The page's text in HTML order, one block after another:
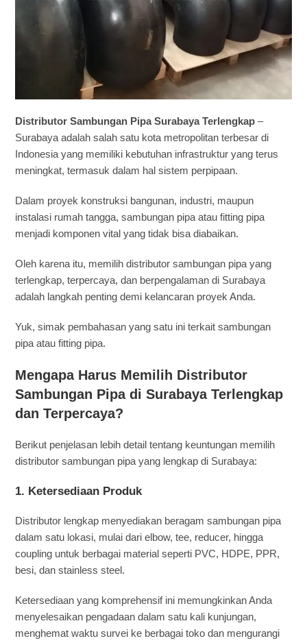
Distributor Sambungan Pipa Surabaya Terlengkap –
Surabaya adalah salah satu kota metropolitan terbesar di
Indonesia yang memiliki kebutuhan infrastruktur yang terus
meningkat, termasuk dalam hal sistem perpipaan.
Dalam proyek konstruksi bangunan, industri, maupun
instalasi rumah tangga, sambungan pipa atau fitting pipa
menjadi komponen vital yang tidak bisa diabaikan.
Oleh karena itu, memilih distributor sambungan pipa yang
terlengkap, terpercaya, dan berpengalaman di Surabaya
adalah langkah penting demi kelancaran proyek Anda.
Yuk, simak pembahasan yang satu ini terkait sambungan
pipa atau fitting pipa.
Mengapa Harus Memilih Distributor
Sambungan Pipa di Surabaya Terlengkap
dan Terpercaya?
Berikut penjelasan lebih detail tentang keuntungan memilih
distributor sambungan pipa yang lengkap di Surabaya:
1. Ketersediaan Produk
Distributor lengkap menyediakan beragam sambungan pipa
dalam satu lokasi, mulai dari elbow, tee, reducer, hingga
coupling untuk berbagai material seperti PVC, HDPE, PPR,
besi, dan stainless steel.
Ketersediaan yang komprehensif ini memungkinkan Anda
menyelesaikan pengadaan dalam satu kali kunjungan,
menghemat waktu survei ke berbagai toko dan mengurangi